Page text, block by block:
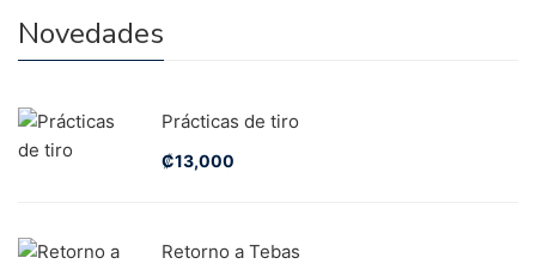
Novedades
Prácticas de tiro
₡13,000
Retorno a Tebas